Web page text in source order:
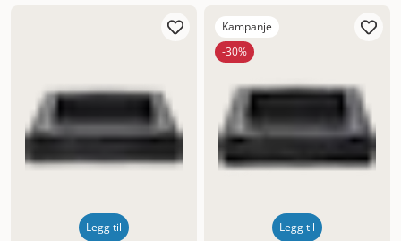
Legg til
Kampanje
-30%
Legg til